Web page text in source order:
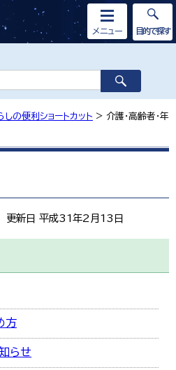
メニュー 目的で探す
しの便利ショートカット > 介護・高齢者・年
新日 平成31年2月13日
方
らせ